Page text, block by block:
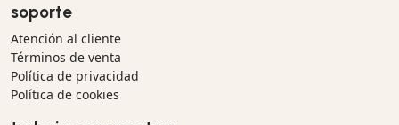
soporte
Atención al cliente
Términos de venta
Política de privacidad
Política de cookies